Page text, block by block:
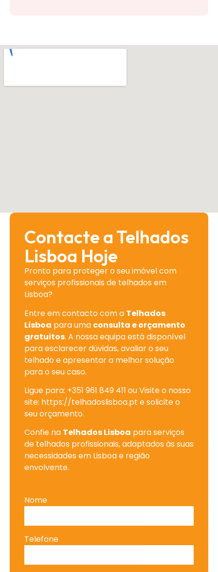
Contacte a Telhados
Lisboa Hoje
Pronto para proteger o seu imóvel com
serviços profissionais de telhados em
Lisboa?
Entre em contacto com a Telhados
Lisboa para uma consulta e orçamento
gratuitos. A nossa equipa está disponível
para esclarecer dúvidas, avaliar o seu
telhado e apresentar a melhor solução
para o seu caso.
Ligue para: +351 961 849 411 ou Visite o nosso
site: https://telhadoslisboa.pt e solicite o
seu orçamento.
Confie na Telhados Lisboa para serviços
de telhados profissionais, adaptados às suas
necessidades em Lisboa e região
envolvente.
Nome
Telefone